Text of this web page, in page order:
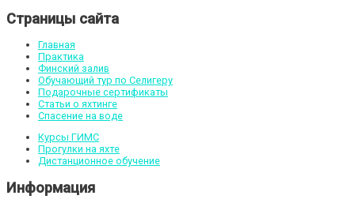
Страницы сайта
Главная
Практика
Финский залив
Обучающий тур по Селигеру
Подарочные сертификаты
Статьи о яхтинге
Спасение на воде
Курсы ГИМС
Прогулки на яхте
Дистанционное обучение
Информация